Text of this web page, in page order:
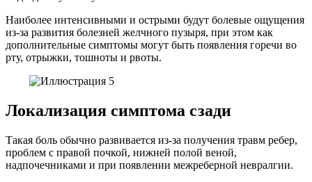
Наиболее интенсивными и острыми будут болевые ощущения
из-за развития болезней желчного пузыря, при этом как
дополнительные симптомы могут быть появления горечи во
рту, отрыжки, тошноты и рвоты.
Локализация симптома сзади
Такая боль обычно развивается из-за получения травм ребер,
проблем с правой почкой, нижней полой веной,
надпочечниками и при появлении межреберной невралгии.